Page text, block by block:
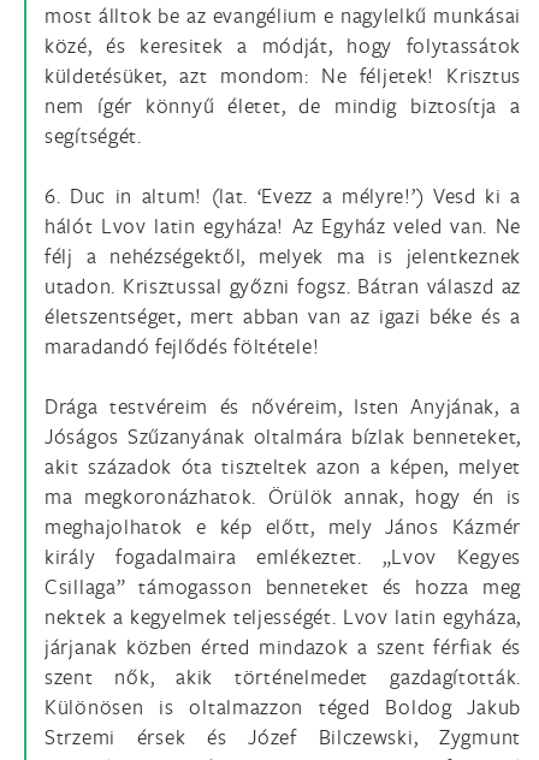
most álltok be az evangélium e nagylelkű munkásai
közé, és keresitek a módját, hogy folytassátok
küldetésüket, azt mondom: Ne féljetek! Krisztus
nem ígér könnyű életet, de mindig biztosítja a
segítségét.
6. Duc in altum! (lat. ‘Evezz a mélyre!’) Vesd ki a
hálót Lvov latin egyháza! Az Egyház veled van. Ne
félj a nehézségektől, melyek ma is jelentkeznek
utadon. Krisztussal győzni fogsz. Bátran válaszd az
életszentséget, mert abban van az igazi béke és a
maradandó fejlődés föltétele!
Drága testvéreim és nővéreim, Isten Anyjának, a
Jóságos Szűzanyának oltalmára bízlak benneteket,
akit századok óta tiszteltek azon a képen, melyet
ma megkoronázhatok. Örülök annak, hogy én is
meghajolhatok e kép előtt, mely János Kázmér
király fogadalmaira emlékeztet. „Lvov Kegyes
Csillaga” támogasson benneteket és hozza meg
nektek a kegyelmek teljességét. Lvov latin egyháza,
járjanak közben érted mindazok a szent férfiak és
szent nők, akik történelmedet gazdagították.
Különösen is oltalmazzon téged Boldog Jakub
Strzemi érsek és Józef Bilczewski, Zygmunt